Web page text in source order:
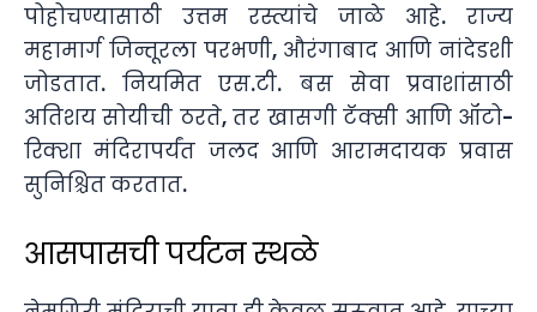
पोहोचण्यासाठी उत्तम रस्त्यांचे जाळे आहे. राज्य
महामार्ग जिन्तूरला परभणी, औरंगाबाद आणि नांदेडशी
जोडतात. नियमित एस.टी. बस सेवा प्रवाशांसाठी
अतिशय सोयीची ठरते, तर खासगी टॅक्सी आणि ऑटो-
रिक्शा मंदिरापर्यंत जलद आणि आरामदायक प्रवास
सुनिश्चित करतात.
आसपासची पर्यटन स्थळे